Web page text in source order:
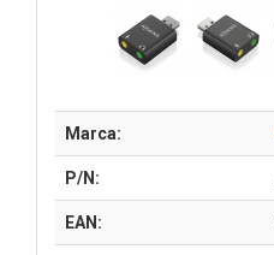
Marca:
P/N:
EAN: